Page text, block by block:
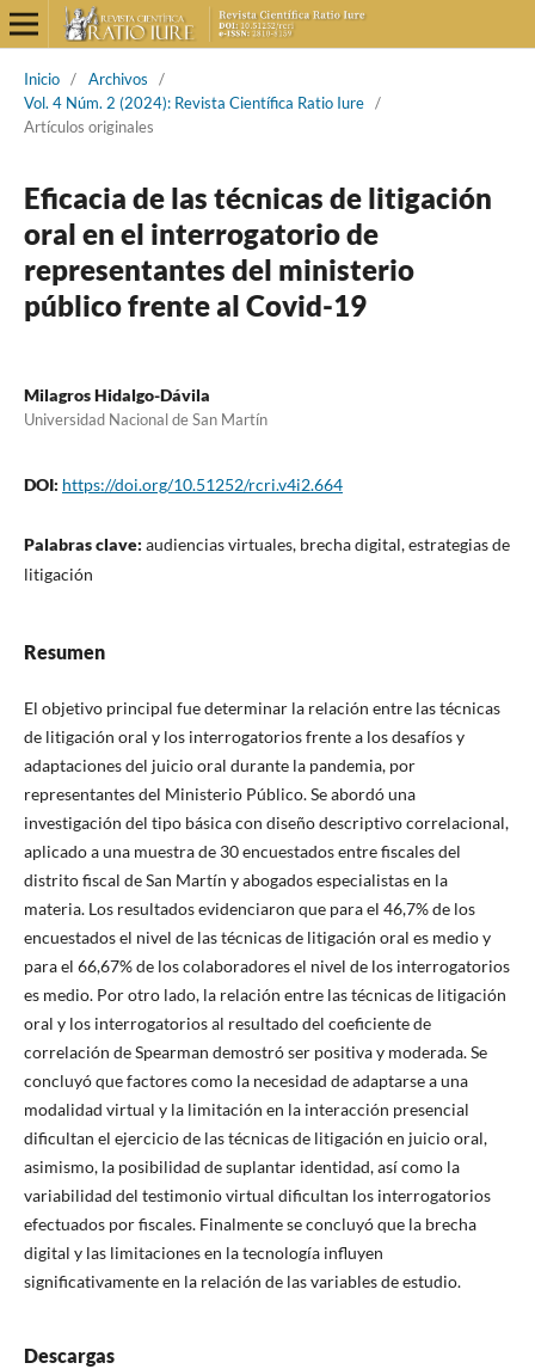
Inicio / Archivos
/
Vol. 4 Núm. 2 (2024): Revista Científica Ratio Iure /
Artículos originales
Eficacia de las técnicas de litigación
oral en el interrogatorio de
representantes del ministerio
público frente al Covid-19
Milagros Hidalgo-Dávila
Universidad Nacional de San Martín
DOI: https://doi.org/10.51252/rcri.v4i2.664
Palabras clave: audiencias virtuales, brecha digital, estrategias de
litigación
Resumen
El objetivo principal fue determinar la relación entre las técnicas
de litigación oral y los interrogatorios frente a los desafíos y
adaptaciones del juicio oral durante la pandemia, por
representantes del Ministerio Público. Se abordó una
investigación del tipo básica con diseño descriptivo correlacional,
aplicado a una muestra de 30 encuestados entre fiscales del
distrito fiscal de San Martín y abogados especialistas en la
materia. Los resultados evidenciaron que para el 46,7% de los
encuestados el nivel de las técnicas de litigación oral es medio y
para el 66,67% de los colaboradores el nivel de los interrogatorios
es medio. Por otro lado, la relación entre las técnicas de litigación
oral y los interrogatorios al resultado del coeficiente de
correlación de Spearman demostró ser positiva y moderada. Se
concluyó que factores como la necesidad de adaptarse a una
modalidad virtual y la limitación en la interacción presencial
dificultan el ejercicio de las técnicas de litigación en juicio oral,
asimismo, la posibilidad de suplantar identidad, así como la
variabilidad del testimonio virtual dificultan los interrogatorios
efectuados por fiscales. Finalmente se concluyó que la brecha
digital y las limitaciones en la tecnología influyen
significativamente en la relación de las variables de estudio.
Descargas